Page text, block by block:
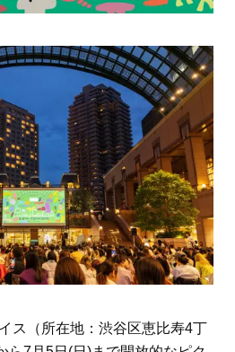
ス（所在地：渋谷区恵比寿4丁